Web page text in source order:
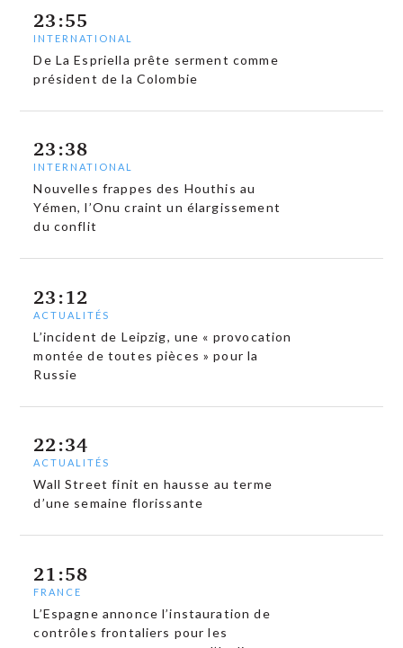
23:55
INTERNATIONAL
De La Espriella prête serment comme
président de la Colombie
23:38
INTERNATIONAL
Nouvelles frappes des Houthis au
Yémen, l’Onu craint un élargissement
du conflit
23:12
ACTUALITÉS
L’incident de Leipzig, une « provocation
montée de toutes pièces » pour la
Russie
22:34
ACTUALITÉS
Wall Street finit en hausse au terme
d’une semaine florissante
21:58
FRANCE
L’Espagne annonce l’instauration de
contrôles frontaliers pour les